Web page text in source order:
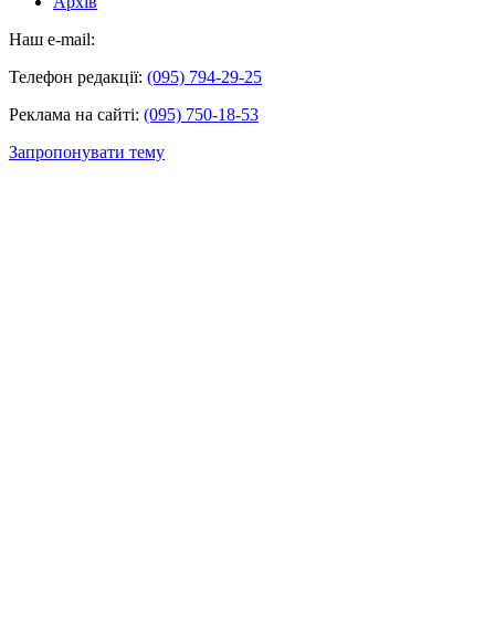
Наш e-mail:
Телефон редакції: (095) 794-29-25
Реклама на сайті: (095) 750-18-53
Запропонувати тему